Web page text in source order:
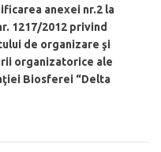
anexei nr.2 la
1217/2012 privind
de organizare şi
organizatorice ale
Biosferei “Delta